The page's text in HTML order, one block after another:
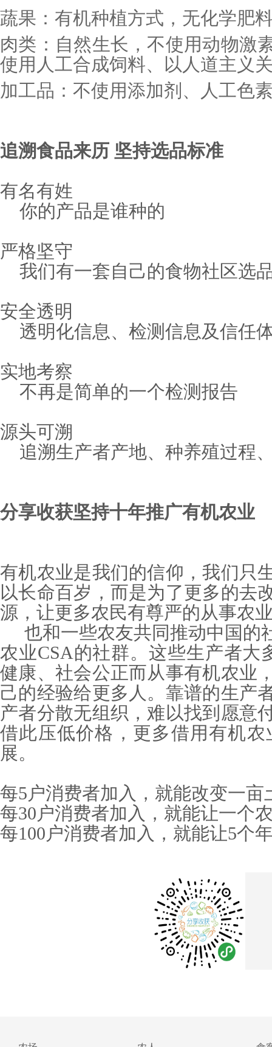
蔬果：有机种植方式，无化学肥
肉类：自然生长，不使用动物激
使用人工合成饲料、以人道主义
加工品：不使用添加剂、人工色
追溯食品来历 坚持选品标准
有名有姓
你的产品是谁种的
严格坚守
我们有一套自己的食物社区选
安全透明
透明化信息、检测信息及信任
实地考察
不再是简单的一个检测报告
源头可溯
追溯生产者产地、种养殖过程
分享收获坚持十年推广有机农业
有机农业是我们的信仰，我们只
以长命百岁，而是为了更多的去
源，让更多农民有尊严的从事农
也和一些农友共同推动中国的
农业CSA的社群。这些生产者大
健康、社会公正而从事有机农业
己的经验给更多人。靠谱的生产
产者分散无组织，难以找到愿意
借此压低价格，更多借用有机
展。
每5户消费者加入，就能改变一亩
每30户消费者加入，就能让一个
每100户消费者加入，就能让5个